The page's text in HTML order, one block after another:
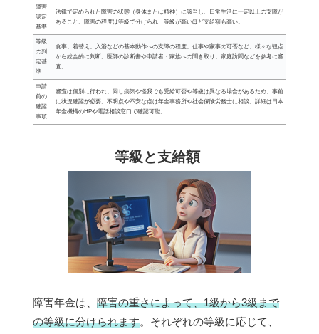
障害
認定
基準
法律で定められた障害の状態（身体または精神）に該当し、日常生活に一定以上の支障が
あること。障害の程度は等級で分けられ、等級が高いほど支給額も高い。
等級
の判
定基
準
食事、着替え、入浴などの基本動作への支障の程度、仕事や家事の可否など、様々な観点
から総合的に判断。医師の診断書や申請者・家族への聞き取り、家庭訪問などを参考に審
査。
申請
前の
確認
事項
審査は個別に行われ、同じ病気や怪我でも受給可否や等級は異なる場合があるため、事前
に状況確認が必要。不明点や不安な点は年金事務所や社会保険労務士に相談。詳細は日本
年金機構のHPや電話相談窓口で確認可能。
等級と支給額
障害年金は、 障害の重さによって、1級から3級まで
の等級に分けられます。それぞれの等級に応じて、